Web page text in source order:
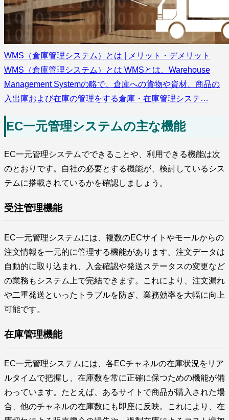
WMS（倉庫管理システム）とは | メリット・デメリット
WMS（倉庫管理システム）とは WMSとは、Warehouse
Management Systemの略で、倉庫への貨物や資材、商品の
入出庫および在庫の管理をする倉庫・在庫管理システ…
EC一元管理システムの主な機能
EC一元管理システムでできることや、利用できる機能は次
のとおりです。自社の必要とする機能が、検討しているシス
テムに搭載されているかを確認しましょう。
受注管理機能
EC一元管理システムには、複数のECサイトやモールからの
注文情報を一元的に管理する機能があります。注文データは
自動的に取り込まれ、入金確認や発送ステータスの変更など
の業務もシステム上で完結できます。これにより、注文漏れ
や二重発送といったトラブルを防ぎ、業務効率を大幅に向上
可能です。
在庫管理機能
EC一元管理システムには、各ECチャネルの在庫状況をリア
ルタイムで把握し、在庫数を常に正確に保つための機能が備
わっています。たとえば、あるサイトで商品が購入された場
合、他のチャネルの在庫数にも即座に反映。これにより、在